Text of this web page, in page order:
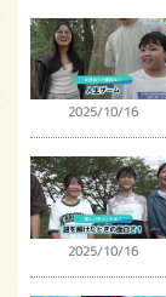
2025/10/16
2025/10/16